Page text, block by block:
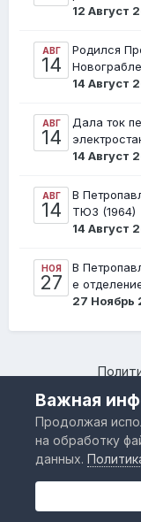
12 Август
АВГ
14
Родился
14 Август
АВГ
14
Дала ток
14 Август
АВГ
14
В
ТЮЗ (1964)
14 Август
НОЯ
27
В
е
27 Ноябрь
Камчатский
Важная
Продолжая
на обработку
данных.